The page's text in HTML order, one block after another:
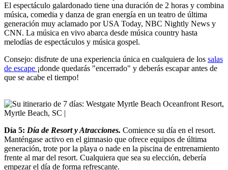
El espectáculo galardonado tiene una duración de 2 horas y combina
música, comedia y danza de gran energía en un teatro de última
generación muy aclamado por USA Today, NBC Nightly News y
CNN. La música en vivo abarca desde música country hasta
melodías de espectáculos y música gospel.
Consejo: disfrute de una experiencia única en cualquiera de los salas
de escape ¡donde quedarás "encerrado" y deberás escapar antes de
que se acabe el tiempo!
Día 5: Día de Resort y Atracciones. Comience su día en el resort.
Manténgase activo en el gimnasio que ofrece equipos de última
generación, trote por la playa o nade en la piscina de entrenamiento
frente al mar del resort. Cualquiera que sea su elección, debería
empezar el día de forma refrescante.